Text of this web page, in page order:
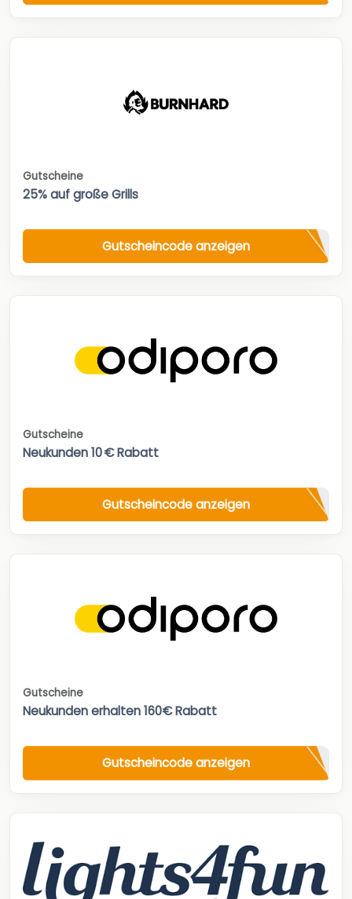
Gutscheine
25% auf große Grills
Gutscheincode anzeigen
Gutscheine
Neukunden 10 € Rabatt
Gutscheincode anzeigen
Gutscheine
Neukunden erhalten 160€ Rabatt
Gutscheincode anzeigen